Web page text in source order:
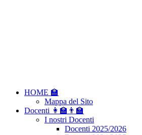
HOME 🏫
Mappa del Sito
Docenti 👩‍🏫👨‍🏫
I nostri Docenti
Docenti 2025/2026